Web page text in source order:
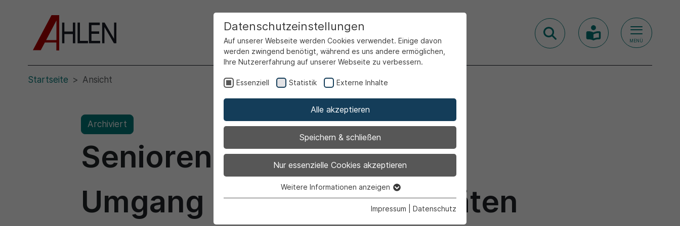
MENÜ
Startseite Ansicht
Archiviert
Senioren erhalten Rat zum
Umgang mit digitalen Geräten
Datenschutzeinstellungen
Auf unserer Webseite werden Cookies verwendet. Einige davon
werden zwingend benötigt, während es uns andere ermöglichen,
Ihre Nutzererfahrung auf unserer Webseite zu verbessern.
Essenziell Statistik Externe Inhalte
Alle akzeptieren
Speichern & schließen
Nur essenzielle Cookies akzeptieren
Essenzielle Cookies werden für grundlegende Funktionen der
Weitere Informationen anzeigen
Impressum Datenschutz